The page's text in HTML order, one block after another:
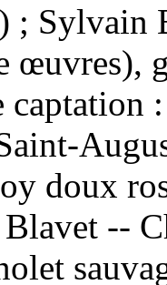
; Sylvain
œuvres),
doux
--